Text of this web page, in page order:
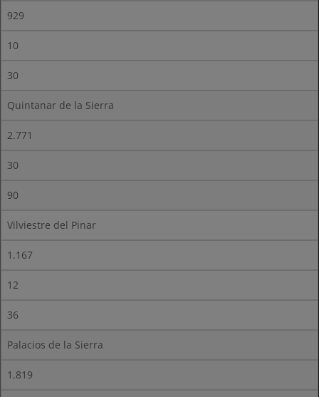
929
10
30
Quintanar de la Sierra
2.771
30
90
Vilviestre del Pinar
1.167
12
36
Palacios de la Sierra
1.819